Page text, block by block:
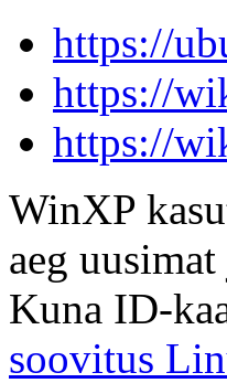
https://
https://
https://
WinXP
aeg
Kuna ID-
soovitus